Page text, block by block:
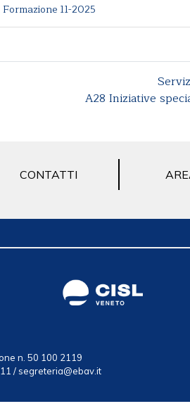
11-2025
A28 Iniziative
CONTATTI
n. 50 100 2119
/ segreteria@ebav.it